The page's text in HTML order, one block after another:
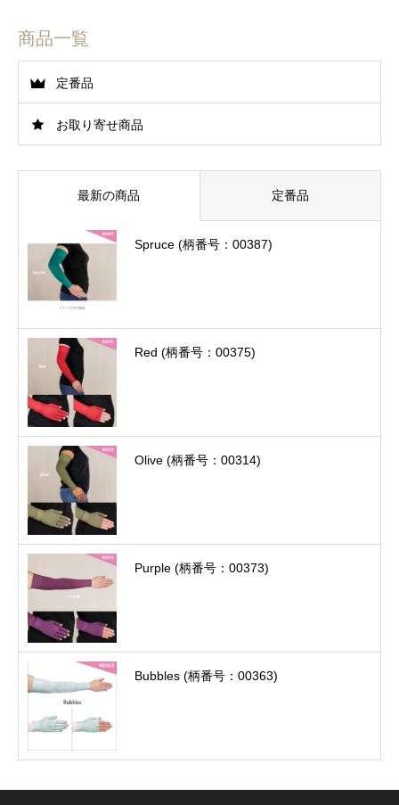
商品一覧
定番品
お取り寄せ商品
最新の商品 定番品
Spruce (柄番号：00387)
Red (柄番号：00375)
Olive (柄番号：00314)
Purple (柄番号：00373)
Bubbles (柄番号：00363)